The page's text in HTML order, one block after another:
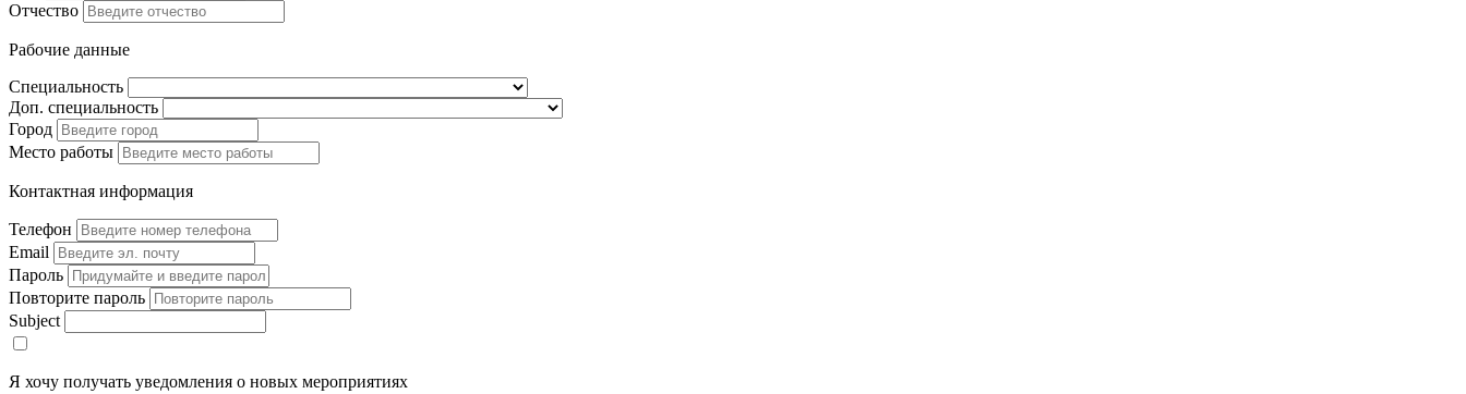
Отчество
Рабочие данные
Специальность
Доп. специальность
Город
Место работы
Контактная информация
Телефон
Email
Пароль
Повторите пароль
Subject
Я хочу получать уведомления о новых мероприятиях